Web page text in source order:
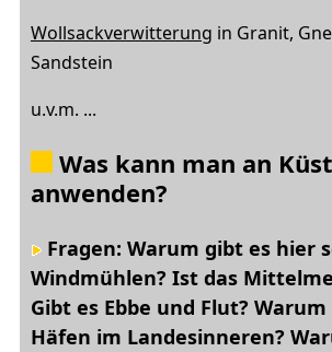
Wollsackverwitterung in Granit,
Sandstein
u.v.m. ...
Was kann man an
anwenden?
Fragen: Warum gibt es hier
Windmühlen? Ist das
Gibt es Ebbe und Flut?
Häfen im Landesinneren?